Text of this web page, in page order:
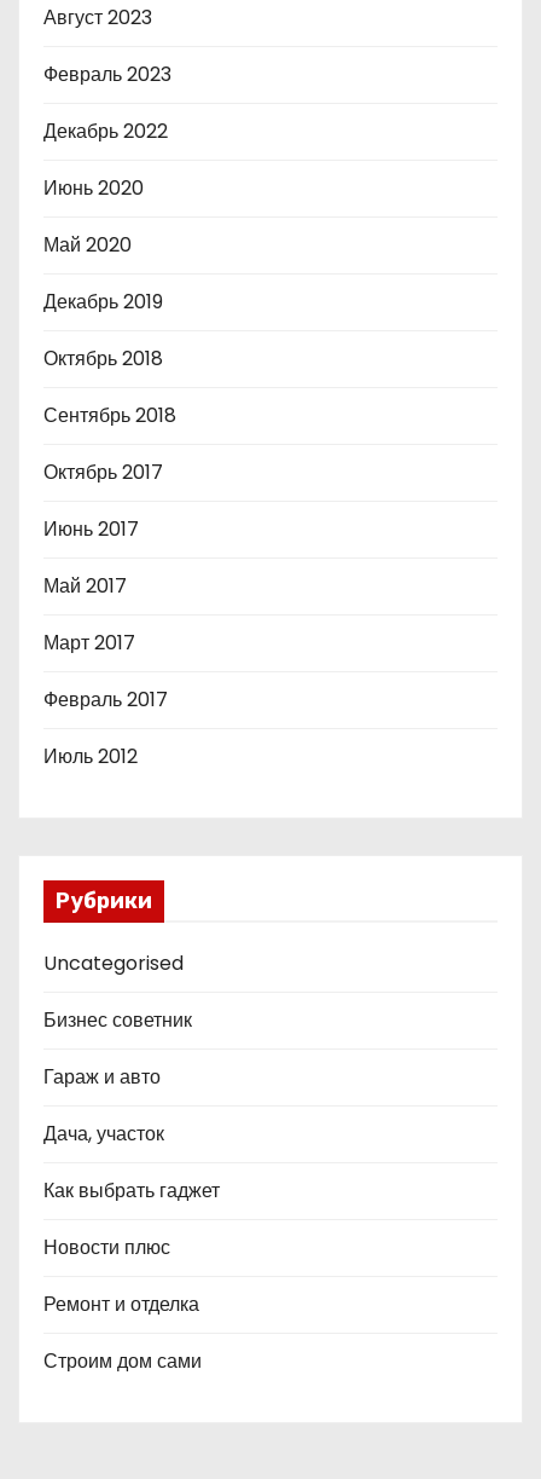
Август 2023
Февраль 2023
Декабрь 2022
Июнь 2020
Май 2020
Декабрь 2019
Октябрь 2018
Сентябрь 2018
Октябрь 2017
Июнь 2017
Май 2017
Март 2017
Февраль 2017
Июль 2012
Рубрики
Uncategorised
Бизнес советник
Гараж и авто
Дача, участок
Как выбрать гаджет
Новости плюс
Ремонт и отделка
Строим дом сами